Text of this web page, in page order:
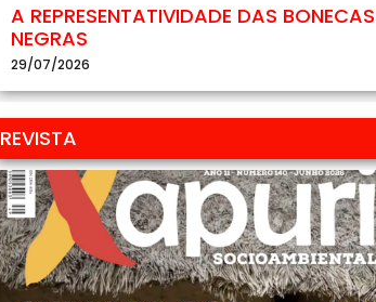
A REPRESENTATIVIDADE DAS BONECAS
NEGRAS
29/07/2026
REVISTA